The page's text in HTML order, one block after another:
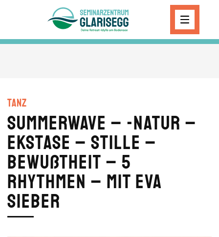
Skip to main content
Tanz
Summerwave – -Natur –
Ekstase – Stille –
Bewußtheit – 5
Rhythmen – mit Eva
Sieber